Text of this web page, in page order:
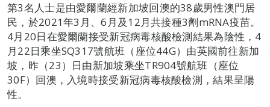
第3名人士是由愛爾蘭經新加坡回澳的38歲男性澳門居
民，於2021年3月、6月及12月共接種3劑mRNA疫苗。
4月20日在愛爾蘭接受新冠病毒核酸檢測結果為陰性，4
月22日乘坐SQ317號航班（座位44G）由英國前往新加
坡，昨（23）日由新加坡乘坐TR904號航班（座位
30F）回澳，入境時接受新冠病毒核酸檢測，結果呈陽
性。